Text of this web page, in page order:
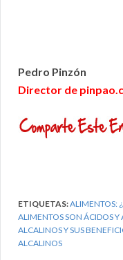
Pedro Pinzón
Director de
ETIQUETAS:ALIMENTOS:
ALIMENTOS SON ÁCIDOS Y
ALCALINOS Y SUS
ALCALINOS